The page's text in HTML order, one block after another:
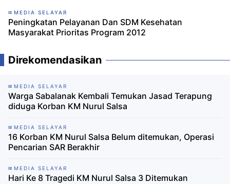
MEDIA SELAYAR
Peningkatan Pelayanan Dan SDM Kesehatan
Masyarakat Prioritas Program 2012
Direkomendasikan
MEDIA SELAYAR
Warga Sabalanak Kembali Temukan Jasad Terapung
diduga Korban KM Nurul Salsa
MEDIA SELAYAR
16 Korban KM Nurul Salsa Belum ditemukan, Operasi
Pencarian SAR Berakhir
MEDIA SELAYAR
Hari Ke 8 Tragedi KM Nurul Salsa 3 Ditemukan